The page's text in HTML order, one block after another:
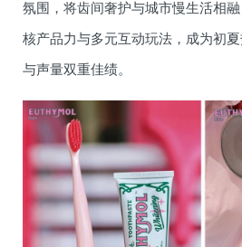
氛围，将齿间奢护与城市慢生活相
核产品力与多元互动玩法，成为初
与声量双重佳绩。